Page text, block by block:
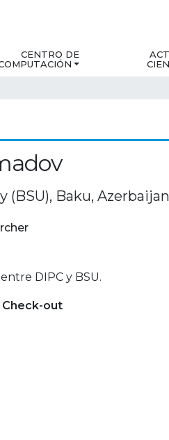
CENTRO DE
(BSU), Baku, Azerbaijan
DIPC y BSU.
Check-out